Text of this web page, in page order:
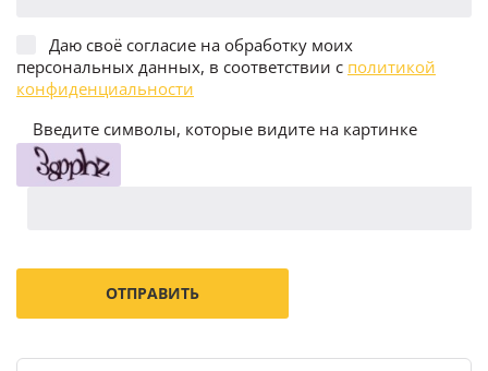
Даю своё согласие на обработку моих
персональных данных, в соответствии с политикой
конфиденциальности
Введите символы, которые видите на картинке